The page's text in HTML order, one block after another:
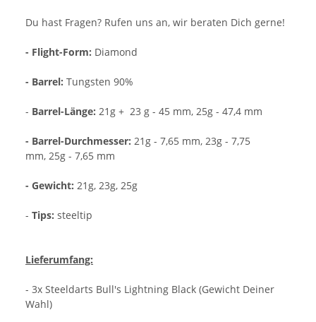
Du hast Fragen? Rufen uns an, wir beraten Dich gerne!
- Flight-Form: Diamond
- Barrel: Tungsten 90%
- Barrel-Länge: 21g + 23 g - 45 mm, 25g - 47,4 mm
- Barrel-Durchmesser: 21g - 7,65 mm, 23g - 7,75
mm, 25g - 7,65 mm
- Gewicht: 21g, 23g, 25g
- Tips: steeltip
Lieferumfang:
- 3x Steeldarts Bull's Lightning Black (Gewicht Deiner
Wahl)